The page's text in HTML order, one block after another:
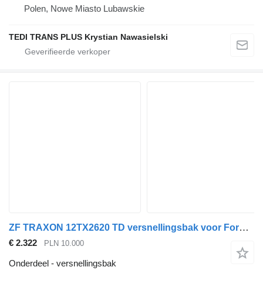
Polen, Nowe Miasto Lubawskie
TEDI TRANS PLUS Krystian Nawasielski
ZF TRAXON 12TX2620 TD versnellingsbak voor Ford F-Max 500 trekker
€ 2.322 PLN 10.000
Onderdeel - versnellingsbak